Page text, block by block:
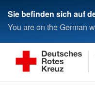
Sie befinden sich auf
You are on the German